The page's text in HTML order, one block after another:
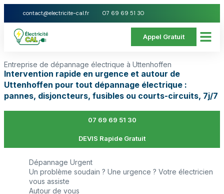
contact@electricite-cal.fr 07 69 69 51 30
Appel Gratuit
Entreprise de dépannage électrique à Uttenhoffen
Intervention rapide en urgence et autour de
Uttenhoffen pour tout dépannage électrique :
pannes, disjoncteurs, fusibles ou courts-circuits, 7j/7
07 69 69 51 30
DEVIS Rapide Gratuit
Dépannage Urgent
Un problème soudain ? Une urgence ? Votre électricien
vous assiste
Autour de vous